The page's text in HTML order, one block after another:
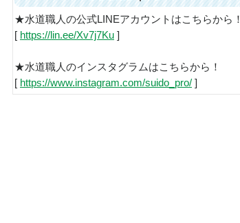
★水道職人の公式LINEアカウントはこちらから！
[ https://lin.ee/Xv7j7Ku ]
★水道職人のインスタグラムはこちらから！
[ https://www.instagram.com/suido_pro/ ]